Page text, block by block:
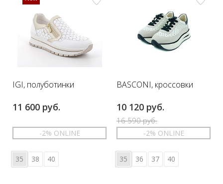
IGI, полуботинки
11 600 руб.
-2% ONLINE
35 38 40
BASCONI, кроссовки
10 120 руб.
16 590 руб.
-2% ONLINE
35 36 37 40